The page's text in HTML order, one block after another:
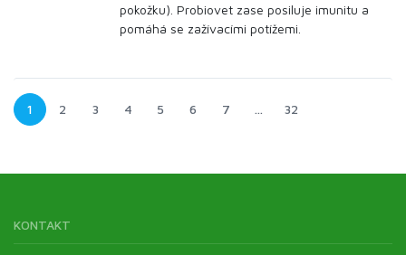
pokožku). Probiovet zase posiluje imunitu a
pomáhá se zažívacími potížemi.
1 2 3 4 5 6 7 … 32
KONTAKT